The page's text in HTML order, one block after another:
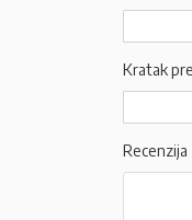
Kratak
Recenzija